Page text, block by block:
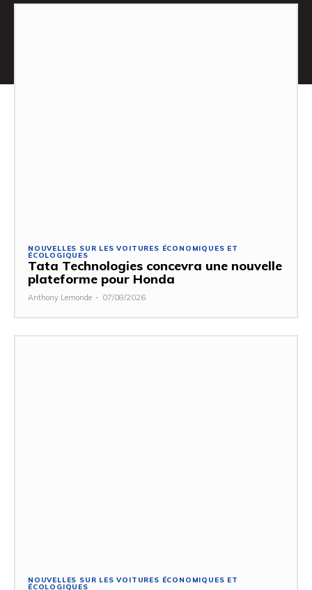
NOUVELLES SUR LES VOITURES ÉCONOMIQUES ET
ÉCOLOGIQUES
Tata Technologies concevra une nouvelle
plateforme pour Honda
Anthony Lemonde - 07/08/2026
NOUVELLES SUR LES VOITURES ÉCONOMIQUES ET
ÉCOLOGIQUES